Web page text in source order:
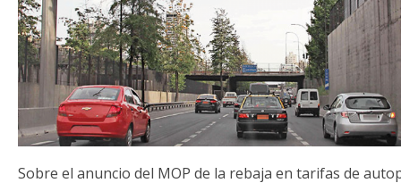
Sobre el anuncio del MOP de la rebaja en tarifas de